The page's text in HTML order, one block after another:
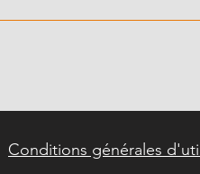
Conditions générales